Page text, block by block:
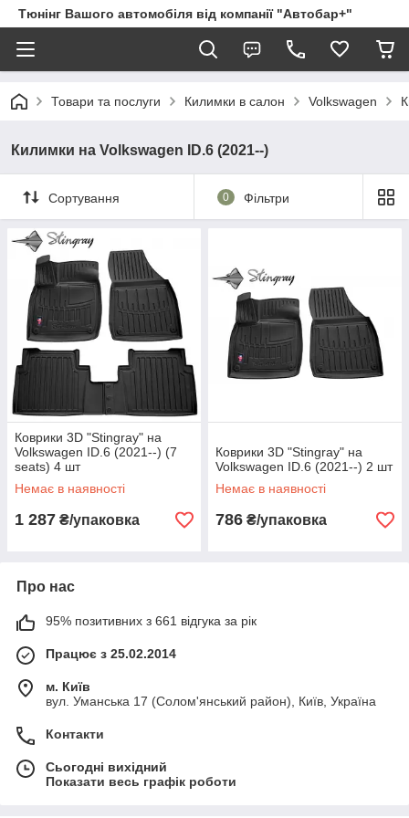
Тюнінг Вашого автомобіля від компанії "Автобар+"
Товари та послуги Килимки в салон Volkswagen
Килимки на Volkswagen ID.6 (2021--)
Сортування 0 Фільтри
Коврики 3D "Stingray" на
Volkswagen ID.6 (2021--) (7
seats) 4 шт
Немає в наявності
1 287 ₴/упаковка
Коврики 3D "Stingray" на
Volkswagen ID.6 (2021--) 2 шт
Немає в наявності
786 ₴/упаковка
Про нас
95% позитивних з 661 відгука за рік
Працює з 25.02.2014
м. Київ
вул. Уманська 17 (Солом'янський район), Київ, Україна
Контакти
Сьогодні вихідний
Показати весь графік роботи